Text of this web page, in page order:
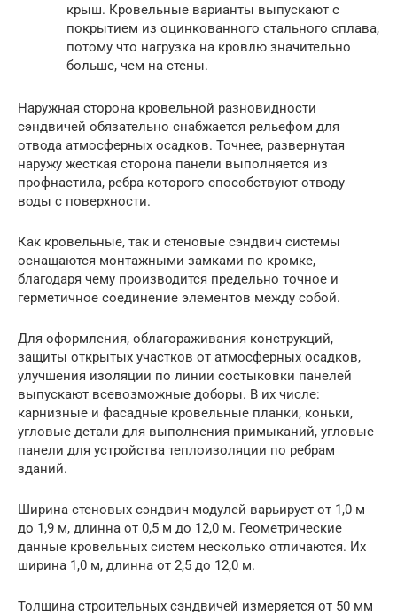
крыш. Кровельные варианты выпускают с
покрытием из оцинкованного стального сплава,
потому что нагрузка на кровлю значительно
больше, чем на стены.
Наружная сторона кровельной разновидности
сэндвичей обязательно снабжается рельефом для
отвода атмосферных осадков. Точнее, развернутая
наружу жесткая сторона панели выполняется из
профнастила, ребра которого способствуют отводу
воды с поверхности.
Как кровельные, так и стеновые сэндвич системы
оснащаются монтажными замками по кромке,
благодаря чему производится предельно точное и
герметичное соединение элементов между собой.
Для оформления, облагораживания конструкций,
защиты открытых участков от атмосферных осадков,
улучшения изоляции по линии состыковки панелей
выпускают всевозможные доборы. В их числе:
карнизные и фасадные кровельные планки, коньки,
угловые детали для выполнения примыканий, угловые
панели для устройства теплоизоляции по ребрам
зданий.
Ширина стеновых сэндвич модулей варьирует от 1,0 м
до 1,9 м, длинна от 0,5 м до 12,0 м. Геометрические
данные кровельных систем несколько отличаются. Их
ширина 1,0 м, длинна от 2,5 до 12,0 м.
Толщина строительных сэндвичей измеряется от 50 мм